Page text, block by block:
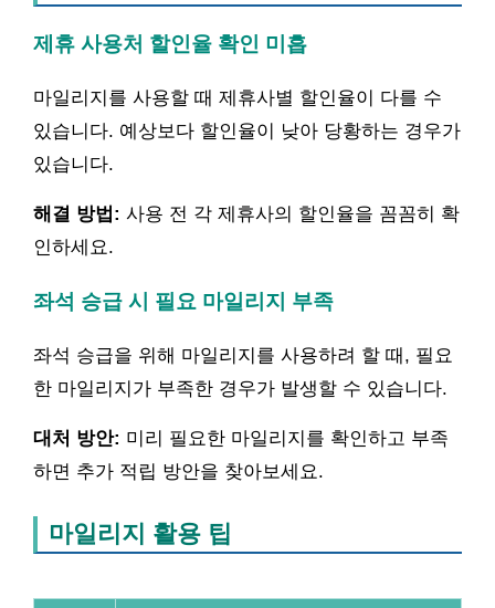
제휴 사용처 할인율 확인 미흡
마일리지를 사용할 때 제휴사별 할인율이 다를 수
있습니다. 예상보다 할인율이 낮아 당황하는 경우가
있습니다.
해결 방법: 사용 전 각 제휴사의 할인율을 꼼꼼히 확
인하세요.
좌석 승급 시 필요 마일리지 부족
좌석 승급을 위해 마일리지를 사용하려 할 때, 필요
한 마일리지가 부족한 경우가 발생할 수 있습니다.
대처 방안: 미리 필요한 마일리지를 확인하고 부족
하면 추가 적립 방안을 찾아보세요.
마일리지 활용 팁